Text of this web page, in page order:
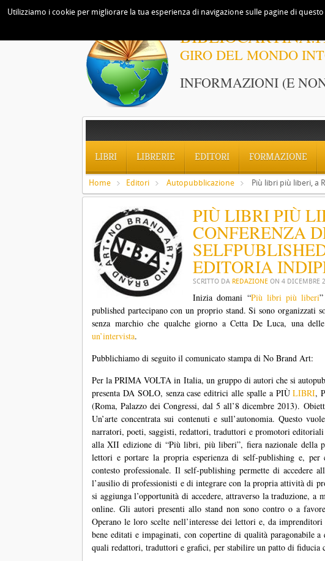
GIRO DEL MONDO
INFORMAZIONI (E
LIBRI LIBRERIE EDITORI FORMAZIONE
Home Editori Autopubblicazione Più libri più liberi, a
PIÙ LIBRI PIÙ
CONFERENZA
EDITORIA
SCRITTO DA REDAZIONE ON 4 DICEMBRE
Inizia domani “Più libri più liberi
published partecipano con un proprio stand. Si sono
senza marchio che qualche giorno a Cetta De Luca, una
un’intervista.
Pubblichiamo di seguito il comunicato stampa di No Brand Art:
Per la PRIMA VOLTA in Italia, un gruppo di autori che si
presenta DA SOLO, senza case editrici alle spalle a PIÙLIBRI,
(Roma, Palazzo dei Congressi, dal 5 all’8 dicembre 2013).
Un’arte concentrata sui contenuti e sull’autonomia. Questo
narratori, poeti, saggisti, redattori, traduttori e promotori
alla XII edizione di “Più libri, più liberi”, fiera nazionale della
lettori e portare la propria esperienza di self-publishing e,
contesto professionale. Il self-publishing permette di accedere
l’ausilio di professionisti e di integrare con la propria attività di
si aggiunga l’opportunità di accedere, attraverso la traduzione,
online. Gli autori presenti allo stand non sono contro o a
Operano le loro scelte nell’interesse dei lettori e, da
bene editati e impaginati, con copertine di qualità paragonabile
quali redattori, traduttori e grafici, per stabilire un patto di fiducia
Utilizziamo i cookie per migliorare la tua esperienza di navigazione sulle pagine di